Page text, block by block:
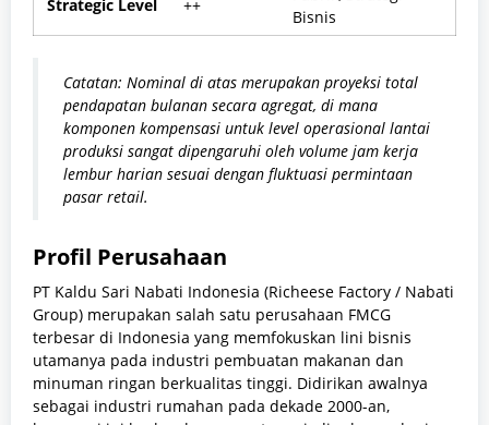
Strategic Level
++
Bisnis
Catatan: Nominal di atas merupakan proyeksi total
pendapatan bulanan secara agregat, di mana
komponen kompensasi untuk level operasional lantai
produksi sangat dipengaruhi oleh volume jam kerja
lembur harian sesuai dengan fluktuasi permintaan
pasar retail.
Profil Perusahaan
PT Kaldu Sari Nabati Indonesia (Richeese Factory / Nabati
Group) merupakan salah satu perusahaan FMCG
terbesar di Indonesia yang memfokuskan lini bisnis
utamanya pada industri pembuatan makanan dan
minuman ringan berkualitas tinggi. Didirikan awalnya
sebagai industri rumahan pada dekade 2000-an,